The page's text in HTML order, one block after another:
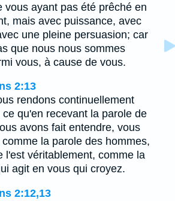
vous ayant pas été prêché en
mais avec puissance, avec
une pleine persuasion; car
que nous nous sommes
vous, à cause de vous.
2:13
rendons continuellement
qu'en recevant la parole de
avons fait entendre, vous
comme la parole des hommes,
l'est véritablement, comme la
agit en vous qui croyez.
2:12,13